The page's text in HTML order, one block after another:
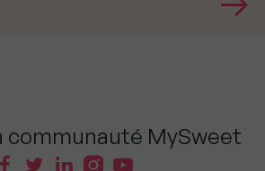
communauté MySweet